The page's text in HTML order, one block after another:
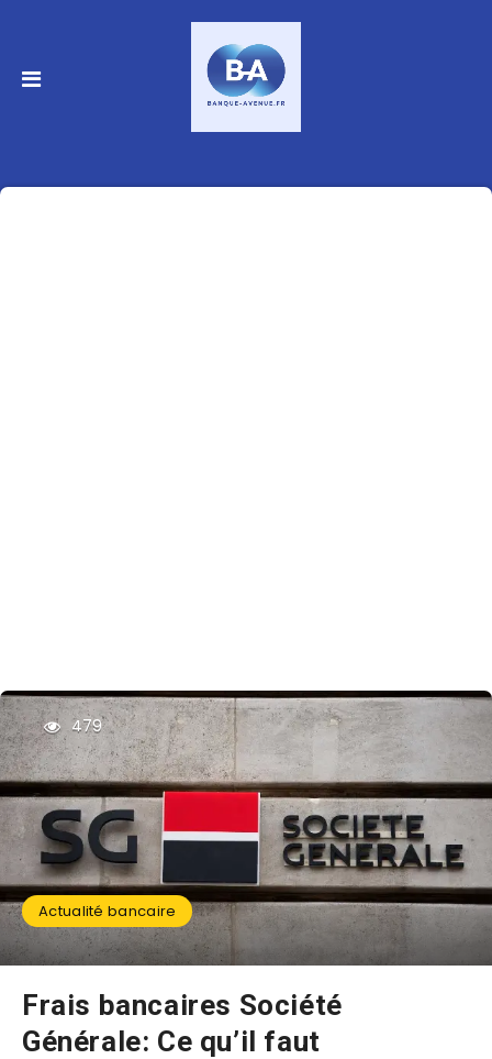
479
Actualité bancaire
Frais bancaires Société
Générale: Ce qu’il faut